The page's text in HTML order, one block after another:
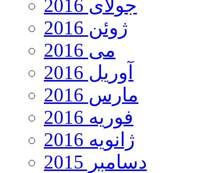
جولای 2016
ژوئن 2016
می 2016
آوریل 2016
مارس 2016
فوریه 2016
ژانویه 2016
دسامبر 2015